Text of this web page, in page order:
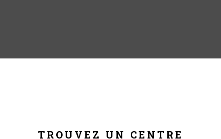
TROUVEZ UN CENTRE